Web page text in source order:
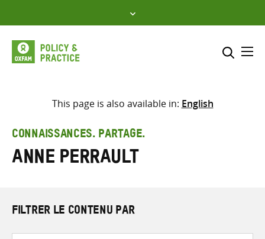
to
content
Sélectionner l’emplacement
Saisir
les
termes
This page is also available in: English
CONNAISSANCES. PARTAGE.
Anne Perrault
FILTRER LE CONTENU PAR